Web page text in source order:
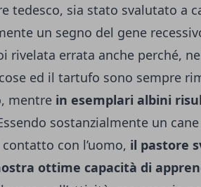
tedesco, sia stato svalutato a
un segno del gene
rivelata errata anche perché,
ed il tartufo sono sempre
mentre in esemplari albini
sostanzialmente un
con l’uomo, il pastore
ottime capacità di